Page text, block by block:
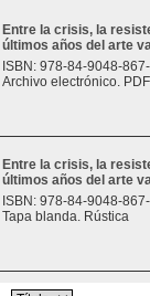
Entre la crisis, la
últimos años del arte
ISBN: 978-84-9048-
Archivo electrónico.
Entre la crisis, la
últimos años del arte
ISBN: 978-84-9048-
Tapa blanda. Rústica